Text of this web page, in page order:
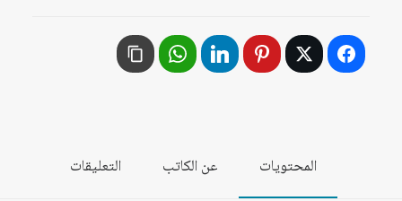
المحتويات عن الكاتب التعليقات